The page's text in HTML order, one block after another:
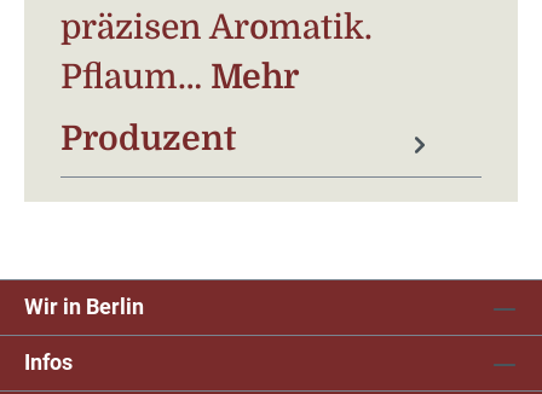
präzisen Aromatik.
Pflaum… Mehr
Produzent
Wir in Berlin
Infos